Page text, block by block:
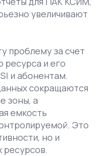
увеличивают
проблему за счет
ресурса и его
и абонентам.
сокращаются
зоны, а
емкость
Это
но и
ресурсов.